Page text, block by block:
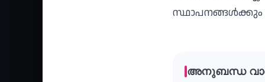
സ്ഥാപനങ്ങള്‍ക്കും
അനുബന്ധ